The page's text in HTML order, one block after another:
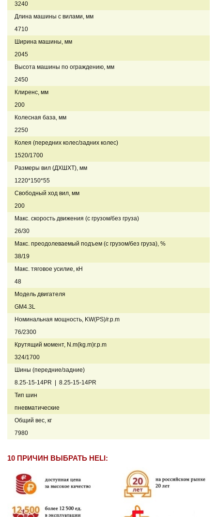
3240
Длина машины с вилами, мм
4710
Ширина машины, мм
2045
Высота машины по ограждению, мм
2450
Клиренс, мм
200
Колесная база, мм
2250
Колея (передних колес/задних колес)
1520/1700
Размеры вил (ДXШXТ), мм
1220*150*55
Свободный ход вил, мм
200
Макс. скорость движения (с грузом/без груза)
26/30
Макс. преодолеваемый подъем (с грузом/без груза), %
38/19
Макс. тяговое усилие, кН
48
Модель двигателя
GM4.3L
Номинальная мощность, KW(PS)/r.p.m
76/2300
Крутящий момент, N.m(kg.m)r.p.m
324/1700
Шины (передние/задние)
8.25-15-14PR | 8.25-15-14PR
Тип шин
пневматические
Общий вес, кг
7980
10 ПРИЧИН ВЫБРАТЬ HELI: